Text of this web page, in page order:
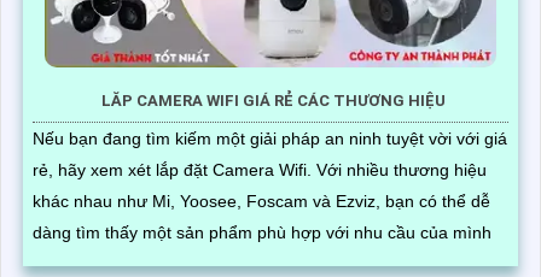
LĂP CAMERA WIFI GIÁ RẺ CÁC THƯƠNG HIỆU
Nếu bạn đang tìm kiếm một giải pháp an ninh tuyệt vời với giá
rẻ, hãy xem xét lắp đặt Camera Wifi. Với nhiều thương hiệu
khác nhau như Mi, Yoosee, Foscam và Ezviz, bạn có thể dễ
dàng tìm thấy một sản phẩm phù hợp với nhu cầu của mình